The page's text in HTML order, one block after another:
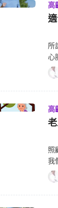
別
間
老
也
肉
中
積
高
酸
地中海飲食。
諮
很
戲都是很
常
的
室
發
長。 抑硬素是人體中天然的蛋白質之一，如
者
但
衝
舞
感
高
所
心
以
競
建
慣） 2. 肌力訓練 隨著年齡增加，老人的骨
肌
成
高
照
我
也